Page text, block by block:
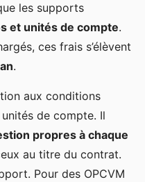
les supports
et unités de compte.
ces frais s’élèvent
.
aux conditions
de compte. Il
propres à chaque
au titre du contrat.
Pour des OPCVM